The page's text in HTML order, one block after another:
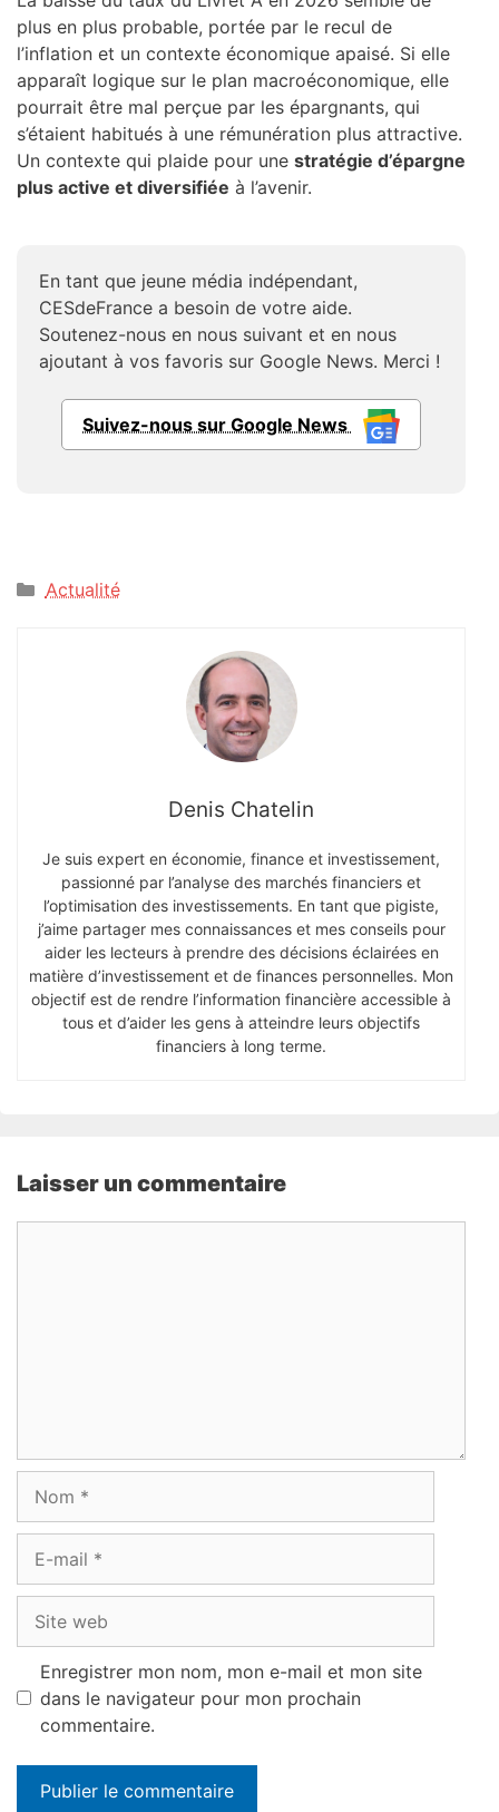
plus en plus probable, portée par le recul de
l’inflation et un contexte économique apaisé. Si elle
apparaît logique sur le plan macroéconomique, elle
pourrait être mal perçue par les épargnants, qui
s’étaient habitués à une rémunération plus attractive.
Un contexte qui plaide pour une stratégie d’épargne
plus active et diversifiée à l’avenir.
En tant que jeune média indépendant,
CESdeFrance a besoin de votre aide.
Soutenez-nous en nous suivant et en nous
ajoutant à vos favoris sur Google News. Merci !
Suivez-nous sur Google News
Catégories
Actualité
Denis Chatelin
Je suis expert en économie, finance et investissement,
passionné par l’analyse des marchés financiers et
l’optimisation des investissements. En tant que pigiste,
j’aime partager mes connaissances et mes conseils pour
aider les lecteurs à prendre des décisions éclairées en
matière d’investissement et de finances personnelles. Mon
objectif est de rendre l’information financière accessible à
tous et d’aider les gens à atteindre leurs objectifs
financiers à long terme.
Laisser un commentaire
mail
web
Enregistrer mon nom, mon e-mail et mon site
dans le navigateur pour mon prochain
commentaire.